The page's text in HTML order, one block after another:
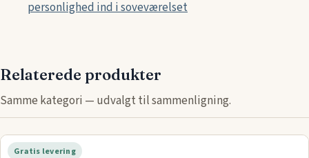
personlighed ind i soveværelset
Relaterede produkter
Samme kategori — udvalgt til sammenligning.
Gratis levering